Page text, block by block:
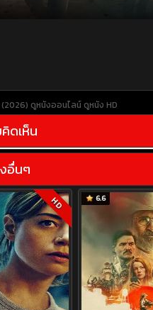
(2026) ดูหนังออนไลน์ ดูหนัง HD
ดเห็น
อื่นๆ
HD 6.6